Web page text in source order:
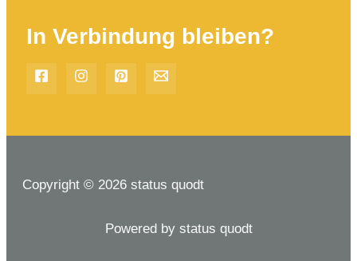
In Verbindung bleiben?
Copyright © 2026 status quodt
Powered by status quodt